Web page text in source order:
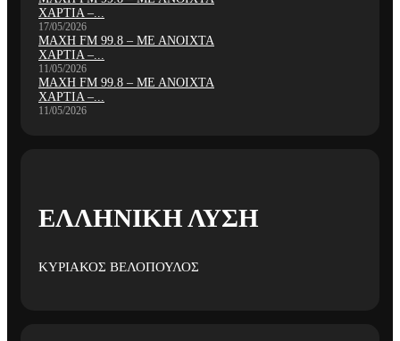
ΧΑΡΤΙΑ –...
17/05/2026
ΜΑΧΗ FM 99.8 – ΜΕ ΑΝΟΙΧΤΑ
ΧΑΡΤΙΑ –...
11/05/2026
ΜΑΧΗ FM 99.8 – ΜΕ ΑΝΟΙΧΤΑ
ΧΑΡΤΙΑ –...
11/05/2026
ΕΛΛΗΝΙΚΗ ΛΥΣΗ
ΚΥΡΙΑΚΟΣ ΒΕΛΟΠΟΥΛΟΣ